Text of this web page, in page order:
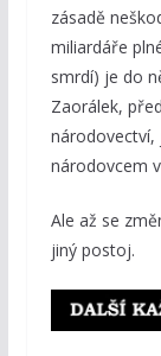
zásadě
miliardáře
smrdí) je do
Zaorálek,
národovectví,
národovcem
Ale až se
jiný postoj.